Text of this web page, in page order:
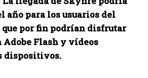
año para los usuarios del
por fin podrían disfrutar
Adobe Flash y vídeos
dispositivos.